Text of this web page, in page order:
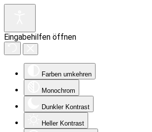
Eingabehilfen öffnen
Farben umkehren
Monochrom
Dunkler Kontrast
Heller Kontrast